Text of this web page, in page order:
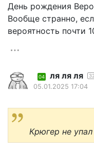
День рождения
Вообще странно,
вероятность почти
04 ля ля ля
05.01.2025 17:04
Крюгер не упал